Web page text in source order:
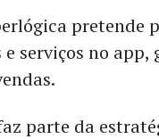
pretende
serviços no app,
parte da